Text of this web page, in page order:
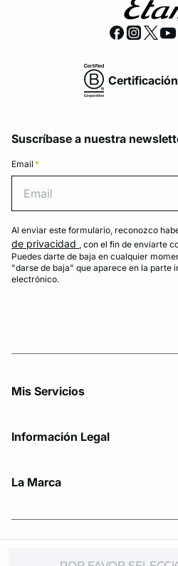
Suscríbase a nuestra
Email *
Al enviar este formulario, reconozco
de privacidad , con el fin de enviarte
Puedes darte de baja en cualquier
"darse de baja" que aparece en la parte
electrónico.
Mis Servicios
Información Legal
La Marca